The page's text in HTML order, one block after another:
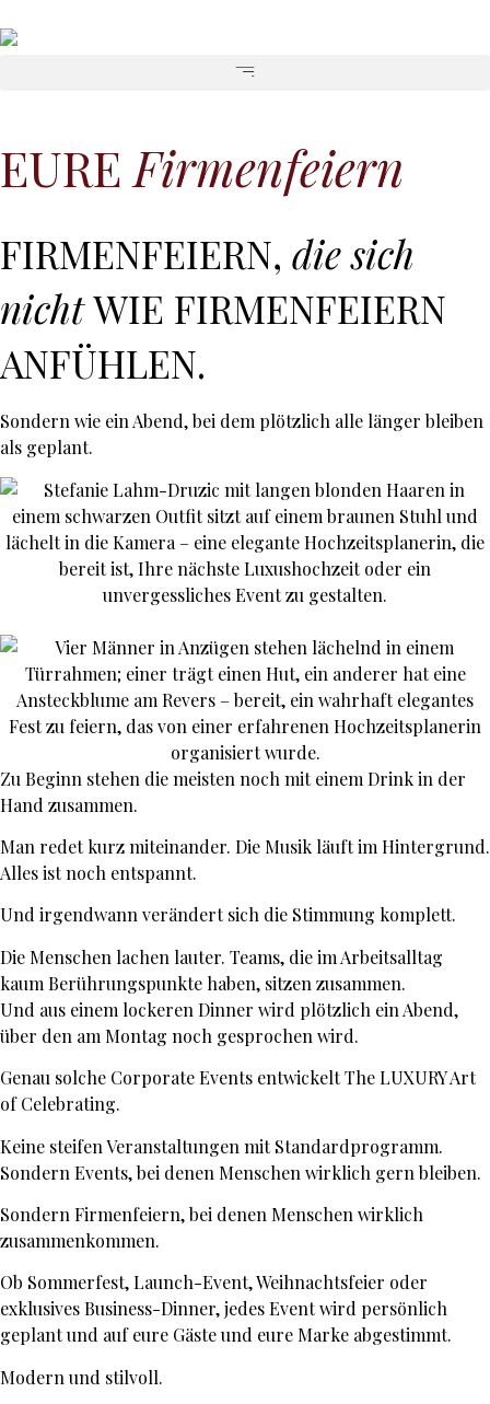
EURE Firmenfeiern
FIRMENFEIERN, die sich
nichtWIE FIRMEN­FEIERN
ANFÜHLEN.
Sondern wie ein Abend, bei dem plötzlich alle länger bleiben
als geplant.
Zu Beginn stehen die meisten noch mit einem Drink in der
Hand zusammen.
Man redet kurz miteinander. Die Musik läuft im Hintergrund.
Alles ist noch entspannt.
Und irgendwann verändert sich die Stimmung komplett.
Die Menschen lachen lauter. Teams, die im Arbeitsalltag
kaum Berührungspunkte haben, sitzen zusammen.
Und aus einem lockeren Dinner wird plötzlich ein Abend,
über den am Montag noch gesprochen wird.
Genau solche Corporate Events entwickelt The LUXURY Art
of Celebrating.
Keine steifen Veranstaltungen mit Standardprogramm.
Sondern Events, bei denen Menschen wirklich gern bleiben.
Sondern Firmenfeiern, bei denen Menschen wirklich
zusammenkommen.
Ob Sommerfest, Launch-Event, Weihnachtsfeier oder
exklusives Business-Dinner, jedes Event wird persönlich
geplant und auf eure Gäste und eure Marke abgestimmt.
Modern und stilvoll.